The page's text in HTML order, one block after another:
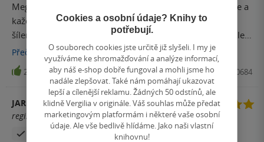
Mega doporučuju! Začetla jsem se hned po první stránce a
každá kapitola stála za to. Příběh mě málem dohnak k
šílenství, když jsem si myslela, že tuším kdo, co, a jak. Ale
skutečnost byla jako silná, nečekaná facka do obličeje! Vše
co k tomu můžu říct je, že musíte číst až do poslední
kapitoly.
Přečíst více
24 Kniha, Vendeta, 2022, 9788027700684
JARMILA HOŠÁKOVÁ
registrovaný uživatel
Zakoupil produkt
Cookies a osobní údaje? Knihy to
potřebují.
O souborech cookies jste určitě již slyšeli. I my je
využíváme ke shromažďování a analýze informací,
aby náš e-shop dobře fungoval a mohli jsme ho
nadále zlepšovat. Také nám pomáhají ukazovat
lepší a cílenější reklamu. Žádných 50 odstínů, ale
klidně Vergilia v originále. Váš souhlas může předat
marketingovým platformám i některé vaše osobní
údaje. Ale vše bedlivě hlídáme. Jako naši vlastní
knihovnu!